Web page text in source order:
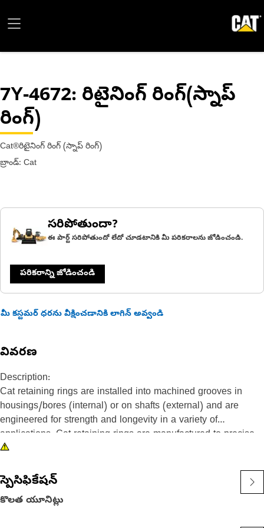
7Y-4672: రిటైనింగ్ రింగ్(స్నాప్
రింగ్)
Cat®రిటైనింగ్ రింగ్ (స్నాప్ రింగ్)
బ్రాండ్: Cat
సరిపోతుందా?
ఈ పార్ట్ సరిపోతుందో లేదో చూడటానికి మీ పరికరాలను జోడించండి.
పరికరాన్ని జోడించండి
మీ కస్టమర్ ధరను వీక్షించడానికి లాగిన్ అవ్వండి
వివరణ
Description:
Cat retaining rings are installed into machined grooves in
housings/bores (internal) or on shafts (external) and are
engineered for strength and longevity in a variety of
applications. Cat retaining rings are manufactured to precise
specifications and are built for durability, reliability, and
you get more done.
Attributes:
స్పెసిఫికేషన్
కొలత యూనిట్లు